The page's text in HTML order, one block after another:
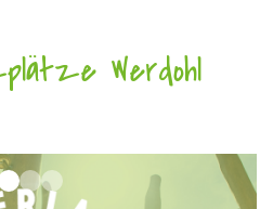
Werdohl